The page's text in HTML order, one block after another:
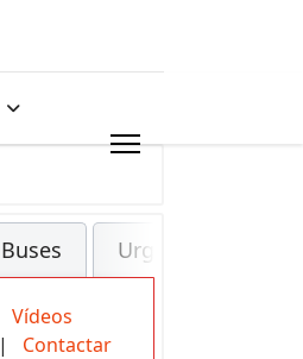
Buses Urgencias
Vídeos
| Contactar